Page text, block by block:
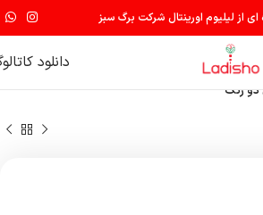
ای از لیلیوم اورینتال شرکت برگ سبز
دانلود
دو رنگ